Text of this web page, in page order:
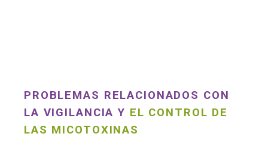
PROBLEMAS RELACIONADOS CON
LA VIGILANCIA Y EL CONTROL DE
LAS MICOTOXINAS